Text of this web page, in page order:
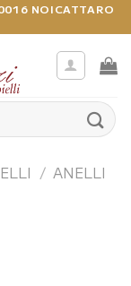
NOICATTARO
/ ANELLI